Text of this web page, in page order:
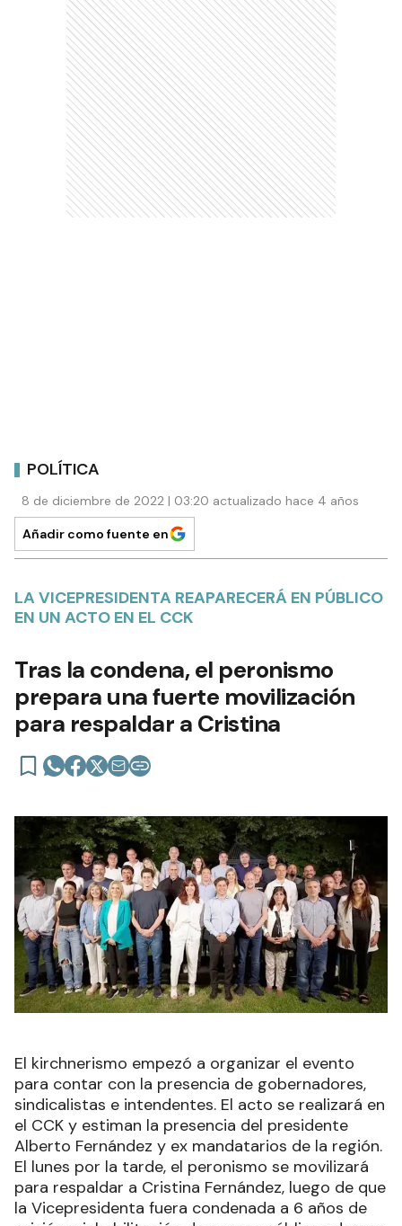
POLÍTICA
8 de diciembre de 2022 | 03:20 actualizado hace 4 años
Añadir como fuente en
LA VICEPRESIDENTA REAPARECERÁ EN PÚBLICO
EN UN ACTO EN EL CCK
Tras la condena, el peronismo
prepara una fuerte movilización
para respaldar a Cristina
El kirchnerismo empezó a organizar el evento
para contar con la presencia de gobernadores,
sindicalistas e intendentes. El acto se realizará en
el CCK y estiman la presencia del presidente
Alberto Fernández y ex mandatarios de la región.
El lunes por la tarde, el peronismo se movilizará
para respaldar a Cristina Fernández, luego de que
la Vicepresidenta fuera condenada a 6 años de